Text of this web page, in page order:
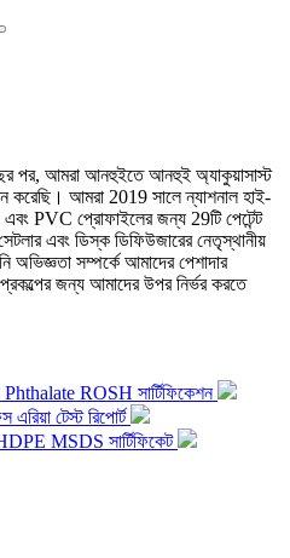
পর, আমরা আনহুইতে আনহুই অ্যাকুয়াসাস্ট
করেছি। আমরা 2019 সালে ন্যাশনাল হাই-
PVC প্রোফাইলের জন্য 29টি পেটেন্ট
এবং ডিস্ক ডিফিউজারের নেতৃস্থানীয়
অভিজ্ঞতা সম্পর্কে আমাদের পেশাদার
জন্য আমাদের উপর নির্ভর করতে
ROSH সার্টিফিকেশন
টেস্ট রিপোর্ট
MSDS সার্টিফিকেট